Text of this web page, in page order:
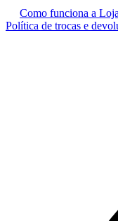
Como funciona a Loja
Política de trocas e